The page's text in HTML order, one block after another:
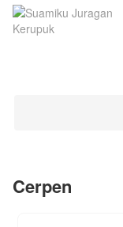
Cerpen